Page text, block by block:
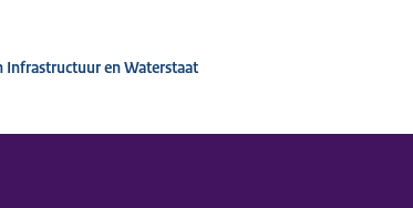
Infrastructuur en Waterstaat